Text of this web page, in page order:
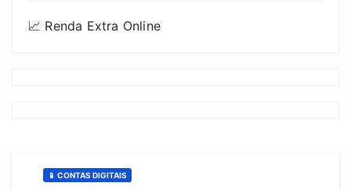
📈 Renda Extra Online
📱 CONTAS DIGITAIS